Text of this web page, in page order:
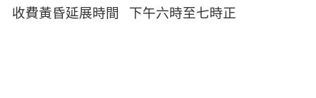
收費黃昏延展時間 下午六時至七時正